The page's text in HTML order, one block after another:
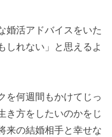
婚活アドバイスをいた
しれない」と思えるよ
を何週間もかけてじっ
き方をしたいのかをじ
来の結婚相手と幸せな